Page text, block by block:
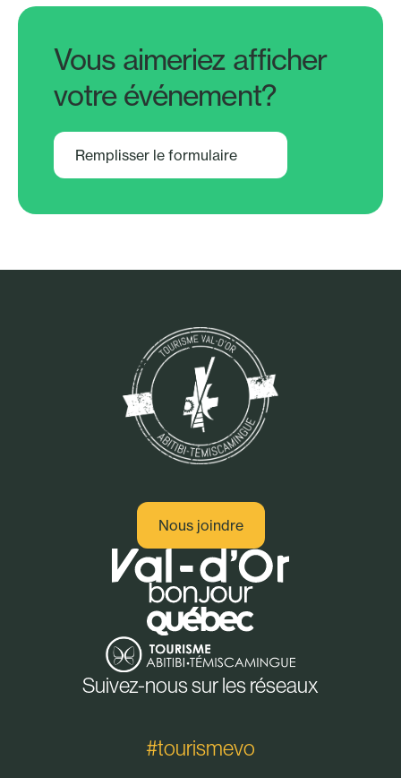
Vous aimeriez afficher
votre événement?
Remplisser le formulaire
Nous joindre
Suivez-nous sur les réseaux
#tourismevo